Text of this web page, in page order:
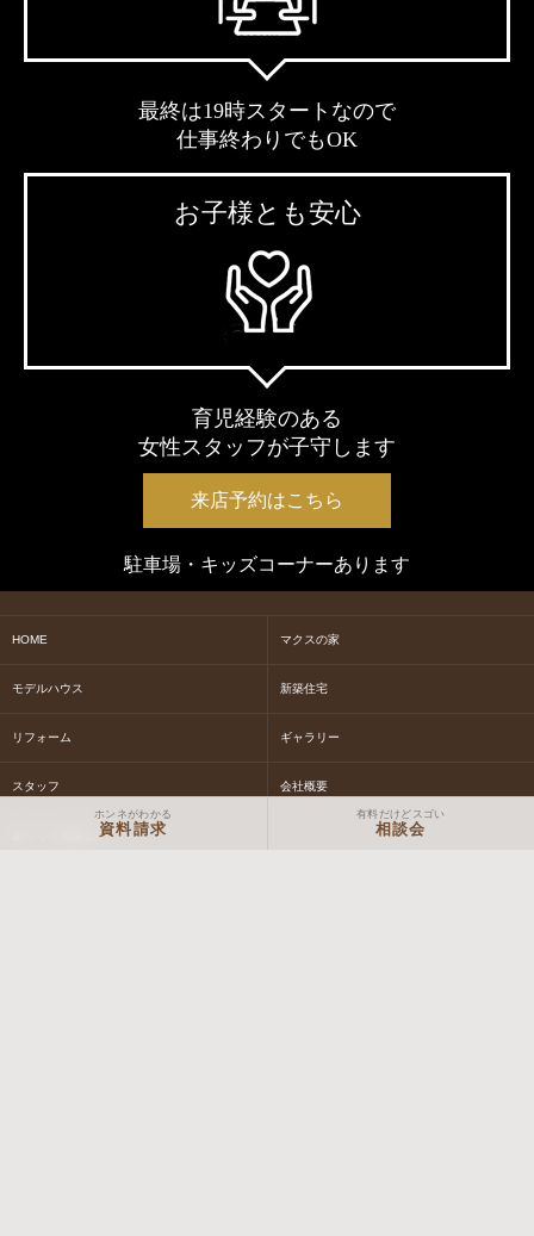
最終は19時スタートなので
仕事終わりでもOK
お子様とも安心
育児経験のある
女性スタッフが子守します
来店予約はこちら
駐車場・キッズコーナーあります
HOME マクスの家
モデルハウス 新築住宅
リフォーム ギャラリー
スタッフ 会社概要
ホンネがわかる
資料請求
有料だけどスゴい
相談会